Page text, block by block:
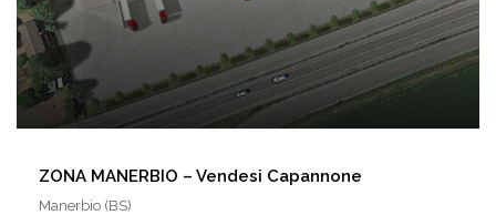
ZONA MANERBIO – Vendesi Capannone
Manerbio (BS)